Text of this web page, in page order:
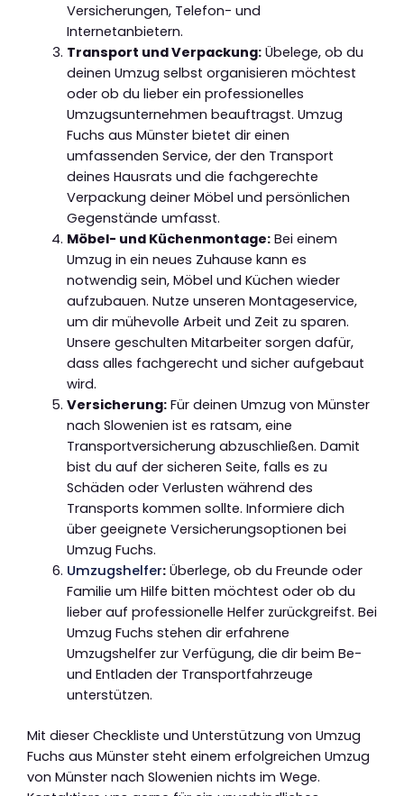
Versicherungen, Telefon- und
Internetanbietern.
Transport und Verpackung:Übelege, ob du
deinen Umzug selbst organisieren möchtest
oder ob du lieber ein professionelles
Umzugsunternehmen beauftragst. Umzug
Fuchs aus Münster bietet dir einen
umfassenden Service, der den Transport
deines Hausrats und die fachgerechte
Verpackung deiner Möbel und persönlichen
Gegenstände umfasst.
Möbel- und Küchenmontage:Bei einem
Umzug in ein neues Zuhause kann es
notwendig sein, Möbel und Küchen wieder
aufzubauen. Nutze unseren Montageservice,
um dir mühevolle Arbeit und Zeit zu sparen.
Unsere geschulten Mitarbeiter sorgen dafür,
dass alles fachgerecht und sicher aufgebaut
wird.
Versicherung:Für deinen Umzug von Münster
nach Slowenien ist es ratsam, eine
Transportversicherung abzuschließen. Damit
bist du auf der sicheren Seite, falls es zu
Schäden oder Verlusten während des
Transports kommen sollte. Informiere dich
über geeignete Versicherungsoptionen bei
Umzug Fuchs.
Umzugshelfer:Überlege, ob du Freunde oder
Familie um Hilfe bitten möchtest oder ob du
lieber auf professionelle Helfer zurückgreifst. Bei
Umzug Fuchs stehen dir erfahrene
Umzugshelfer zur Verfügung, die dir beim Be-
und Entladen der Transportfahrzeuge
unterstützen.
Mit dieser Checkliste und Unterstützung von Umzug
Fuchs aus Münster steht einem erfolgreichen Umzug
von Münster nach Slowenien nichts im Wege.